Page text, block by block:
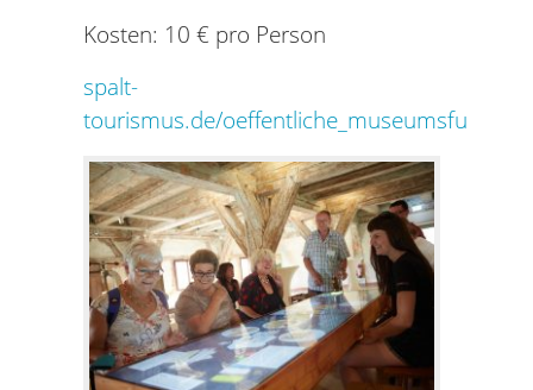
Kosten: 10 € pro Person
spalt-
tourismus.de/